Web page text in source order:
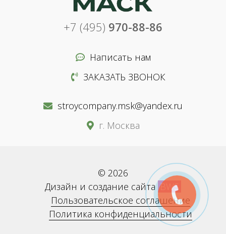
+7 (495) 970-88-86
Написать нам
ЗАКАЗАТЬ ЗВОНОК
stroycompany.msk@yandex.ru
г. Москва
© 2026
Дизайн и создание сайта BWS
Пользовательское соглашение
Политика конфиденциальности